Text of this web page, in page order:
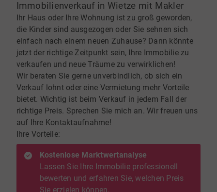
Immobilienverkauf in Wietze mit Makler
Ihr Haus oder Ihre Wohnung ist zu groß geworden,
die Kinder sind ausgezogen oder Sie sehnen sich
einfach nach einem neuen Zuhause? Dann könnte
jetzt der richtige Zeitpunkt sein, Ihre Immobilie zu
verkaufen und neue Träume zu verwirklichen!
Wir beraten Sie gerne unverbindlich, ob sich ein
Verkauf lohnt oder eine Vermietung mehr Vorteile
bietet. Wichtig ist beim Verkauf in jedem Fall der
richtige Preis. Sprechen Sie mich an. Wir freuen uns
auf Ihre Kontaktaufnahme!
Ihre Vorteile:
Kostenlose Marktwertanalyse
Lassen Sie Ihre Immobilie professionell
bewerten und erfahren Sie, welchen Preis
Sie erzielen können.